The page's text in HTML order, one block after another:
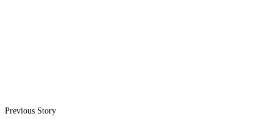
Previous Story